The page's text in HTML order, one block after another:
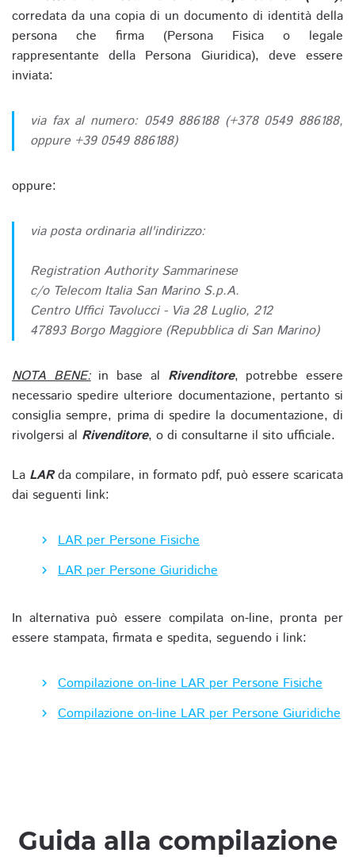
corredata da una copia di un documento di identità della
persona che firma (Persona Fisica o legale
rappresentante della Persona Giuridica), deve essere
inviata:
via fax al numero: 0549 886188 (+378 0549 886188,
oppure +39 0549 886188)
oppure:
via posta ordinaria all'indirizzo:
Registration Authority Sammarinese
c/o Telecom Italia San Marino S.p.A.
Centro Uffici Tavolucci - Via 28 Luglio, 212
47893 Borgo Maggiore (Repubblica di San Marino)
NOTA BENE:in base al Rivenditore, potrebbe essere
necessario spedire ulteriore documentazione, pertanto si
consiglia sempre, prima di spedire la documentazione, di
rivolgersi al Rivenditore, o di consultarne il sito ufficiale.
La LARda compilare, in formato pdf, può essere scaricata
dai seguenti link:
LAR per Persone Fisiche
LAR per Persone Giuridiche
In alternativa può essere compilata on-line, pronta per
essere stampata, firmata e spedita, seguendo i link:
Compilazione on-line LAR per Persone Fisiche
Compilazione on-line LAR per Persone Giuridiche
Guida alla compilazione